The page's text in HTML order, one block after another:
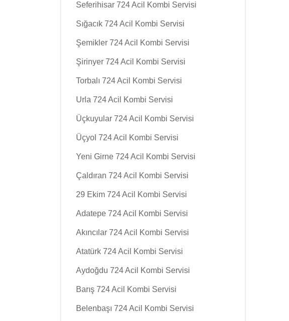
Seferihisar 724 Acil Kombi Servisi
Sığacık 724 Acil Kombi Servisi
Şemikler 724 Acil Kombi Servisi
Şirinyer 724 Acil Kombi Servisi
Torbalı 724 Acil Kombi Servisi
Urla 724 Acil Kombi Servisi
Üçkuyular 724 Acil Kombi Servisi
Üçyol 724 Acil Kombi Servisi
Yeni Girne 724 Acil Kombi Servisi
Çaldıran 724 Acil Kombi Servisi
29 Ekim 724 Acil Kombi Servisi
Adatepe 724 Acil Kombi Servisi
Akıncılar 724 Acil Kombi Servisi
Atatürk 724 Acil Kombi Servisi
Aydoğdu 724 Acil Kombi Servisi
Barış 724 Acil Kombi Servisi
Belenbaşı 724 Acil Kombi Servisi